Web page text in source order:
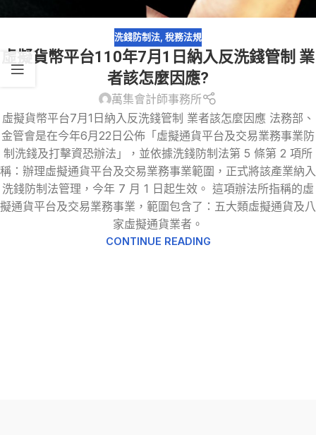
洗錢防制法, 稅務法規
虛擬貨幣平台110年7月1日納入反洗錢管制 業
者該怎麼因應?
萬集會計師事務所
虛擬貨幣平台7月1日納入反洗錢管制 業者該怎麼因應 法務部、
金管會是在今年6月22日公佈「虛擬通貨平台及交易業務事業防
制洗錢及打擊資恐辦法」，並依據洗錢防制法第 5 條第 2 項所
稱：辦理虛擬通貨平台及交易業務事業範圍，正式將該產業納入
洗錢防制法管理，今年 7 月 1 日起生效。 這項辦法所指稱的虛
擬通貨平台及交易業務事業，範圍包含了：五大類虛擬通貨及八
家虛擬通貨業者。
CONTINUE READING